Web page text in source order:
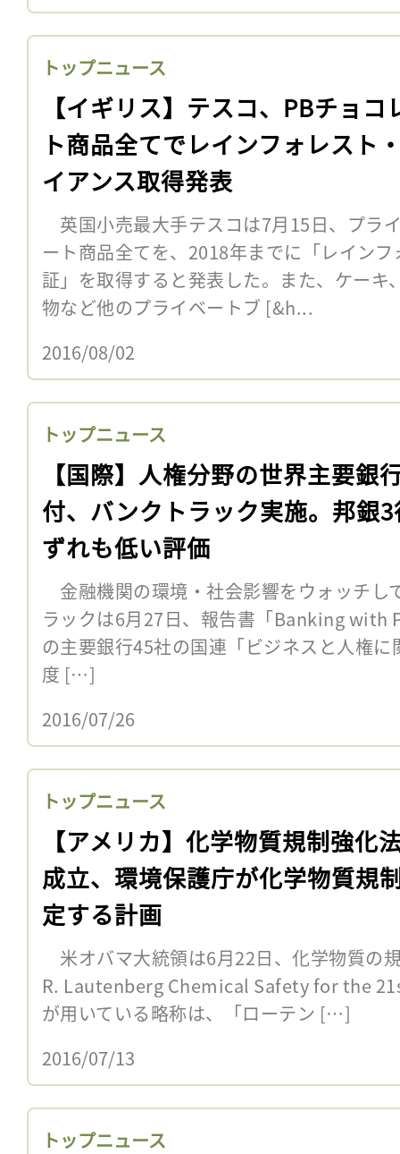
トップニュース
【イギリス】テスコ、PBチョコ
ト商品全てでレインフォレスト
イアンス取得発表
英国小売最大手テスコは7月15日、プラ
ート商品全てを、2018年までに「レイン
証」を取得すると発表した。また、ケーキ
物など他のプライベートブ [&h...
2016/08/02
トップニュース
【国際】人権分野の世界主要銀
付、バンクトラック実施。邦銀
ずれも低い評価
金融機関の環境・社会影響をウォッチし
ラックは6月27日、報告書「Banking with
の主要銀行45社の国連「ビジネスと人権
度 […]
2016/07/26
トップニュース
【アメリカ】化学物質規制強化
成立、環境保護庁が化学物質規
定する計画
米オバマ大統領は6月22日、化学物質の
R. Lautenberg Chemical Safety for the
が用いている略称は、「ローテン […]
2016/07/13
トップニュース